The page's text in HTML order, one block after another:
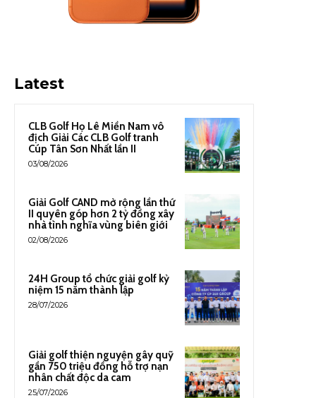
Latest
CLB Golf Họ Lê Miền Nam vô
địch Giải Các CLB Golf tranh
Cúp Tân Sơn Nhất lần II
03/08/2026
Giải Golf CAND mở rộng lần thứ
II quyên góp hơn 2 tỷ đồng xây
nhà tình nghĩa vùng biên giới
02/08/2026
24H Group tổ chức giải golf kỷ
niệm 15 năm thành lập
28/07/2026
Giải golf thiện nguyện gây quỹ
gần 750 triệu đồng hỗ trợ nạn
nhân chất độc da cam
25/07/2026